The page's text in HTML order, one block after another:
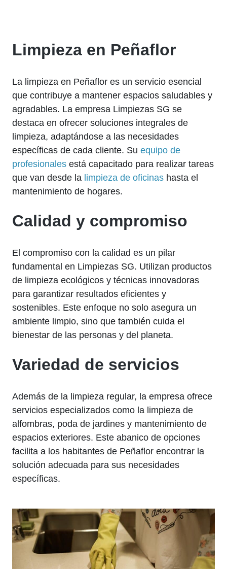
Limpieza en Peñaflor
La limpieza en Peñaflor es un servicio esencial
que contribuye a mantener espacios saludables y
agradables. La empresa Limpiezas SG se
destaca en ofrecer soluciones integrales de
limpieza, adaptándose a las necesidades
específicas de cada cliente. Su equipo de
profesionales está capacitado para realizar tareas
que van desde la limpieza de oficinas hasta el
mantenimiento de hogares.
Calidad y compromiso
El compromiso con la calidad es un pilar
fundamental en Limpiezas SG. Utilizan productos
de limpieza ecológicos y técnicas innovadoras
para garantizar resultados eficientes y
sostenibles. Este enfoque no solo asegura un
ambiente limpio, sino que también cuida el
bienestar de las personas y del planeta.
Variedad de servicios
Además de la limpieza regular, la empresa ofrece
servicios especializados como la limpieza de
alfombras, poda de jardines y mantenimiento de
espacios exteriores. Este abanico de opciones
facilita a los habitantes de Peñaflor encontrar la
solución adecuada para sus necesidades
específicas.